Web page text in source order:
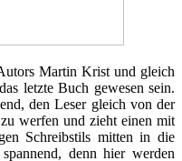
Martin Krist und gleich
letzte Buch gewesen sein.
den Leser gleich von der
werfen und zieht einen mit
Schreibstils mitten in die
denn hier werden